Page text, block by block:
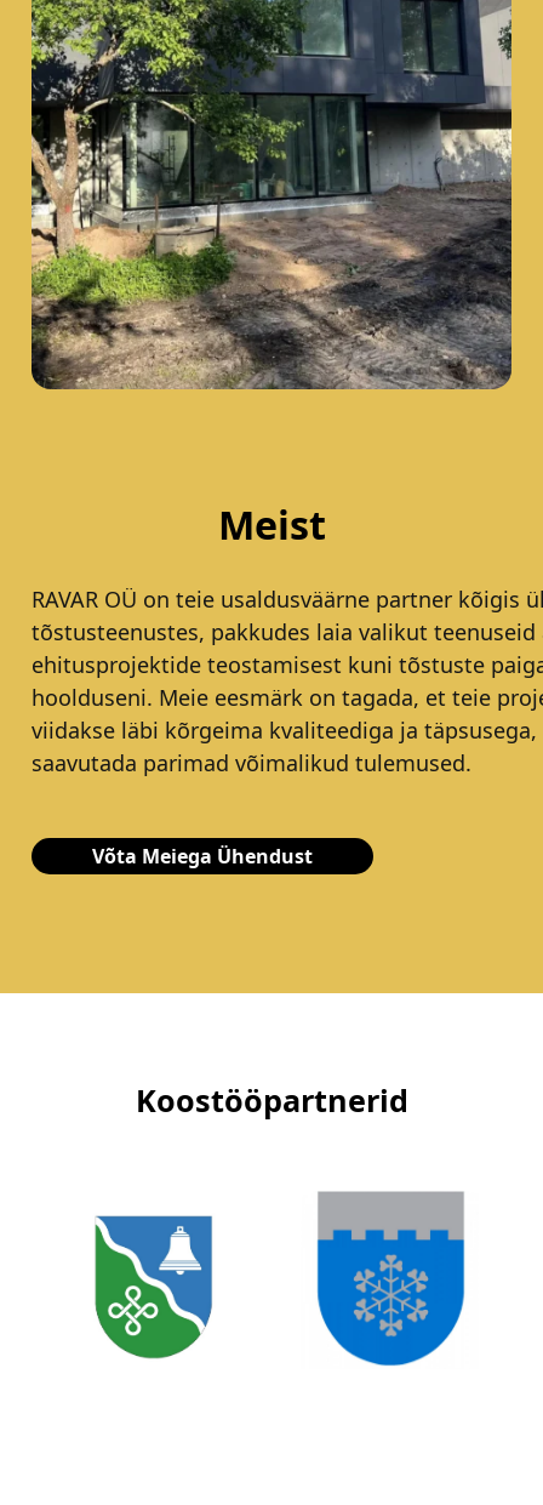
Meist
RAVAR OÜ on teie usaldusväärne partner kõigis
tõstusteenustes, pakkudes laia valikut teenuseid
ehitusprojektide teostamisest kuni tõstuste
hoolduseni. Meie eesmärk on tagada, et teie
viidakse läbi kõrgeima kvaliteediga ja täpsusega,
saavutada parimad võimalikud tulemused.
Võta Meiega Ühendust
Koostööpartnerid